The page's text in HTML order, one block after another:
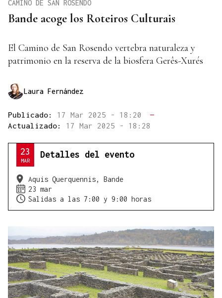
Bande acoge los Roteiros Culturais
CAMINO DE SAN ROSENDO
El Camino de San Rosendo vertebra naturaleza y
patrimonio en la reserva de la biosfera Gerês-Xurés
Laura Fernández
Publicado: 17 Mar 2025 - 18:20
—
Actualizado: 17 Mar 2025 - 18:28
23
MAR
Detalles del evento
Aquis Querquennis, Bande
23 mar
Salidas a las 7:00 y 9:00 horas